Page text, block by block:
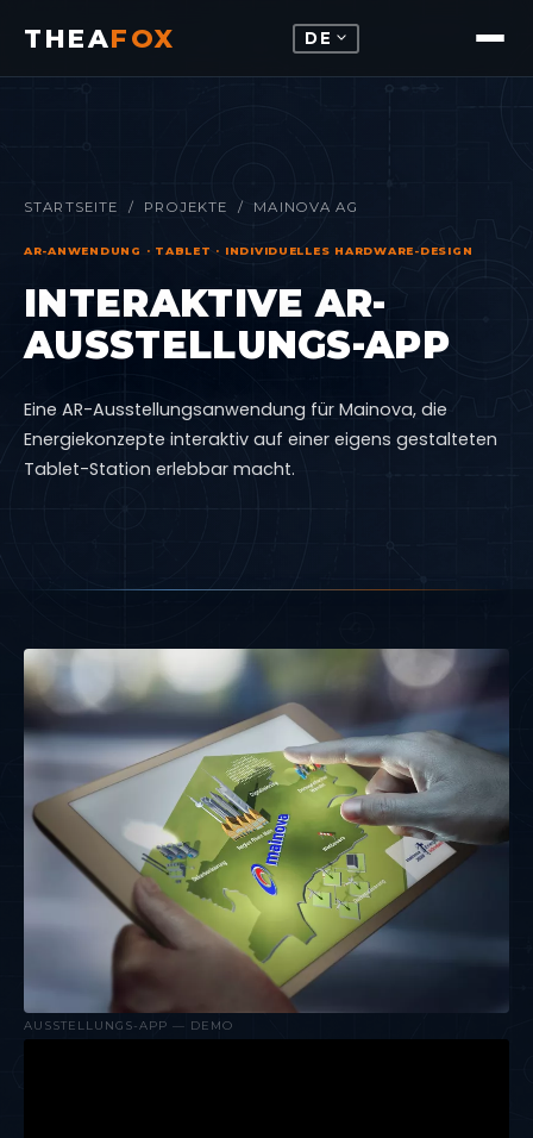
THEAFOX DE expand_more
STARTSEITE / PROJEKTE / MAINOVA AG
AR-ANWENDUNG · TABLET · INDIVIDUELLES HARDWARE-DESIGN
INTERAKTIVE AR-
AUSSTELLUNGS-APP
Eine AR-Ausstellungsanwendung für Mainova, die
Energiekonzepte interaktiv auf einer eigens gestalteten
Tablet-Station erlebbar macht.
AUSSTELLUNGS-APP — DEMO